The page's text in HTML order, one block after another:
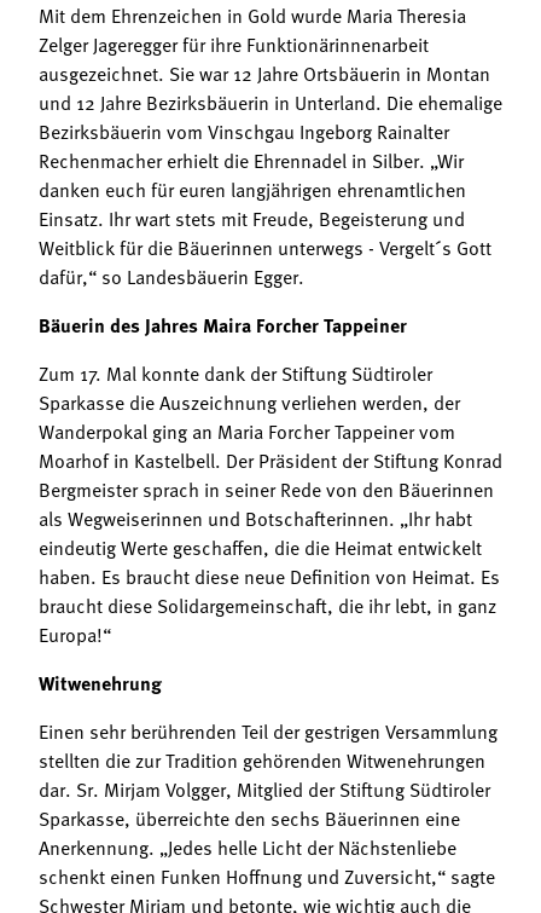
Mit dem Ehrenzeichen in Gold wurde Maria Theresia
Zelger Jageregger für ihre Funktionärinnenarbeit
ausgezeichnet. Sie war 12 Jahre Ortsbäuerin in Montan
und 12 Jahre Bezirksbäuerin in Unterland. Die ehemalige
Bezirksbäuerin vom Vinschgau Ingeborg Rainalter
Rechenmacher erhielt die Ehrennadel in Silber. „Wir
danken euch für euren langjährigen ehrenamtlichen
Einsatz. Ihr wart stets mit Freude, Begeisterung und
Weitblick für die Bäuerinnen unterwegs - Vergelt´s Gott
dafür,“ so Landesbäuerin Egger.
Bäuerin des Jahres Maira Forcher Tappeiner
Zum 17. Mal konnte dank der Stiftung Südtiroler
Sparkasse die Auszeichnung verliehen werden, der
Wanderpokal ging an Maria Forcher Tappeiner vom
Moarhof in Kastelbell. Der Präsident der Stiftung Konrad
Bergmeister sprach in seiner Rede von den Bäuerinnen
als Wegweiserinnen und Botschafterinnen. „Ihr habt
eindeutig Werte geschaffen, die die Heimat entwickelt
haben. Es braucht diese neue Definition von Heimat. Es
braucht diese Solidargemeinschaft, die ihr lebt, in ganz
Europa!“
Witwenehrung
Einen sehr berührenden Teil der gestrigen Versammlung
stellten die zur Tradition gehörenden Witwenehrungen
dar. Sr. Mirjam Volgger, Mitglied der Stiftung Südtiroler
Sparkasse, überreichte den sechs Bäuerinnen eine
Anerkennung. „Jedes helle Licht der Nächstenliebe
schenkt einen Funken Hoffnung und Zuversicht,“ sagte
Schwester Mirjam und betonte, wie wichtig auch die